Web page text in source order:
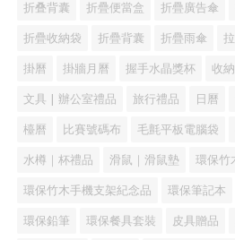
折叠背囊 折疊便當盒 折疊廣告傘
折疊收納袋 折疊背囊 折疊雨傘
掛曆 掛牆月曆 握手水晶獎杯 收
文具 | 辦公室禮品 旅行禮品 日曆
檯曆 比賽號碼布 毛氈平板電腦袋
水樽｜杯禮品 滑鼠｜滑鼠墊 環保竹
環保竹木手機支架紀念品 環保筆記本
環保鉛筆 環保餐具套裝 皮具贈品